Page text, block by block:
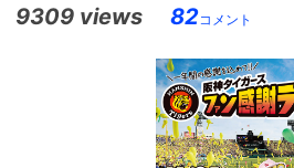
9309 views 82コメント